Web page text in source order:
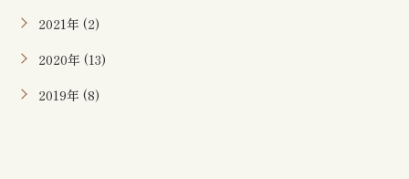
2021年 (2)
2020年 (13)
2019年 (8)